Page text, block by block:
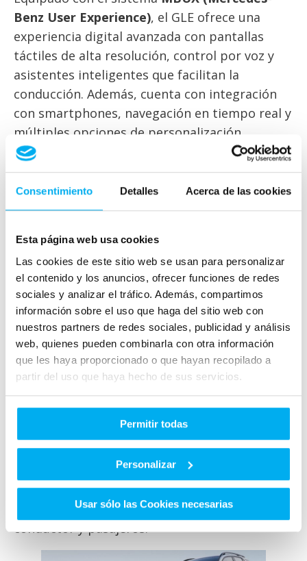
Consentimiento Detalles Acerca de las cookies
Esta página web usa cookies
Las cookies de este sitio web se usan para personalizar
el contenido y los anuncios, ofrecer funciones de redes
sociales y analizar el tráfico. Además, compartimos
información sobre el uso que haga del sitio web con
nuestros partners de redes sociales, publicidad y análisis
web, quienes pueden combinarla con otra información
que les haya proporcionado o que hayan recopilado a
partir del uso que haya hecho de sus servicios.
Permitir todas
Personalizar
Usar sólo las Cookies necesarias
Benz User Experience), el GLE ofrece una
experiencia digital avanzada con pantallas
táctiles de alta resolución, control por voz y
asistentes inteligentes que facilitan la
conducción. Además, cuenta con integración
con smartphones, navegación en tiempo real y
múltiples opciones de personalización.
3.Motorización Eficiente y Potente
enchufables, todas ellas diseñadas para
ofrecer una conducción eficiente y potente.
Gracias a su tracción integral4MATIC ,
proporciona estabilidad y control óptimos en
cualquier tipo de terreno, garantizando una
experiencia de conducción superior.
4.Seguridad y Asistentes de
Conducción
El GLE incorpora los sistemas de seguridad
más avanzados, como elasistente de frenado
activo, control de ángulo muerto, detector
de fatiga y sistema de mantenimiento de
, ofreciendo la máxima protección para
conductor y pasajeros.